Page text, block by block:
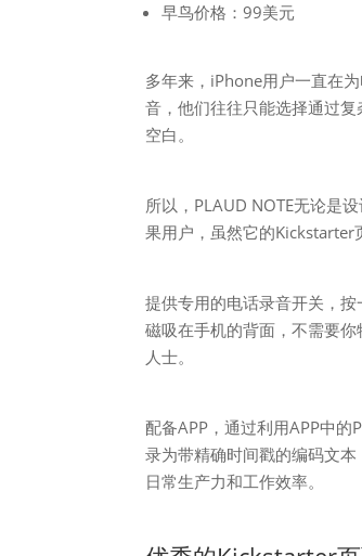
早鸟价格：99美元
多年来，iPhone用户一直在
音，他们往往只能选择通过
空白。
所以，PLAUD NOTE无论是
果用户，虽然它的Kickstarter
提供专用的电话录音开关，
磁吸在手机的背面，不需要
人士。
配备APP，通过利用APP中
录为带精确时间戳的编码文
日常生产力和工作效率。